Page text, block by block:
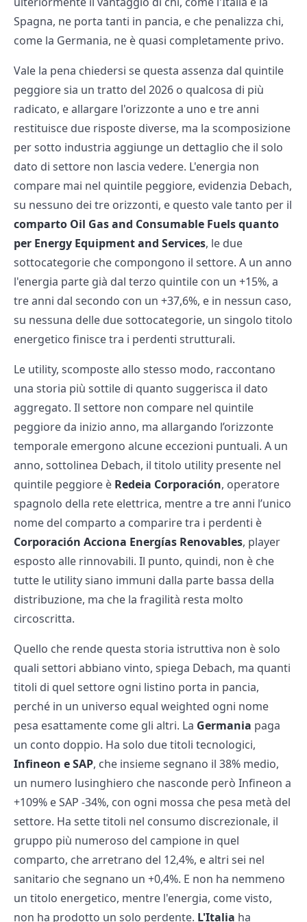
Spagna, ne porta tanti in pancia, e che penalizza chi,
come la Germania, ne è quasi completamente privo.
Vale la pena chiedersi se questa assenza dal quintile
peggiore sia un tratto del 2026 o qualcosa di più
radicato, e allargare l'orizzonte a uno e tre anni
restituisce due risposte diverse, ma la scomposizione
per sotto industria aggiunge un dettaglio che il solo
dato di settore non lascia vedere. L'energia non
compare mai nel quintile peggiore, evidenzia Debach,
su nessuno dei tre orizzonti, e questo vale tanto per il
comparto Oil Gas and Consumable Fuels quanto
per Energy Equipment and Services, le due
sottocategorie che compongono il settore. A un anno
l'energia parte già dal terzo quintile con un +15%, a
tre anni dal secondo con un +37,6%, e in nessun caso,
su nessuna delle due sottocategorie, un singolo titolo
energetico finisce tra i perdenti strutturali.
Le utility, scomposte allo stesso modo, raccontano
una storia più sottile di quanto suggerisca il dato
aggregato. Il settore non compare nel quintile
peggiore da inizio anno, ma allargando l’orizzonte
temporale emergono alcune eccezioni puntuali. A un
anno, sottolinea Debach, il titolo utility presente nel
quintile peggiore è Redeia Corporación, operatore
spagnolo della rete elettrica, mentre a tre anni l’unico
nome del comparto a comparire tra i perdenti è
Corporación Acciona Energías Renovables, player
esposto alle rinnovabili. Il punto, quindi, non è che
tutte le utility siano immuni dalla parte bassa della
distribuzione, ma che la fragilità resta molto
circoscritta.
Quello che rende questa storia istruttiva non è solo
quali settori abbiano vinto, spiega Debach, ma quanti
titoli di quel settore ogni listino porta in pancia,
perché in un universo equal weighted ogni nome
pesa esattamente come gli altri. La Germania paga
un conto doppio. Ha solo due titoli tecnologici,
Infineon e SAP, che insieme segnano il 38% medio,
un numero lusinghiero che nasconde però Infineon a
+109% e SAP -34%, con ogni mossa che pesa metà del
settore. Ha sette titoli nel consumo discrezionale, il
gruppo più numeroso del campione in quel
comparto, che arretrano del 12,4%, e altri sei nel
sanitario che segnano un +0,4%. E non ha nemmeno
un titolo energetico, mentre l'energia, come visto,
non ha prodotto un solo perdente. L'Italia ha